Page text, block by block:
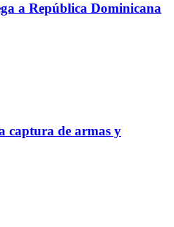
a República Dominicana
captura de armas y